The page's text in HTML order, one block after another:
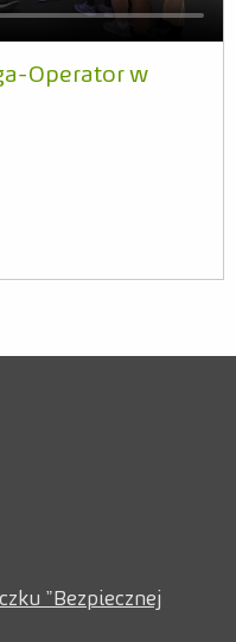
Operator w
"Bezpiecznej